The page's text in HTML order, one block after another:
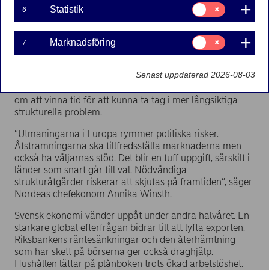
en mer aktiv roll. Flera faktorer i omvärlden håller dock
tillbaka återhämtningen. Den ekonomiska aktiviteten
dämpas när statsfinanser ska saneras. Därtill kan nya
regleringar för den finansiella sektorn hämma
kreditgivningen.
Finansiella räddningsaktioner löser inte de
om att vinna tid för att kunna ta tag i mer långsiktiga
strukturella problem.
”Utmaningarna i Europa rymmer politiska risker.
Åtstramningarna ska tillfredsställa marknaderna men
också ha väljarnas stöd. Det blir en tuff uppgift, särskilt i
länder som snart går till val. Nödvändiga
strukturåtgärder riskerar att skjutas på framtiden”, säger
Nordeas chefekonom Annika Winsth.
Svensk ekonomi vänder uppåt under andra halvåret. En
starkare global efterfrågan bidrar till att lyfta exporten.
Riksbankens räntesänkningar och den återhämtning
som har skett på börserna ger också draghjälp.
Hushållen lättar på plånboken trots ökad arbetslöshet.
6 Statistik
Samtycke
för:
Statistik
7 Marknadsföring
Samtycke
för:
Marknadsföring
Senast uppdaterad 2026-08-03